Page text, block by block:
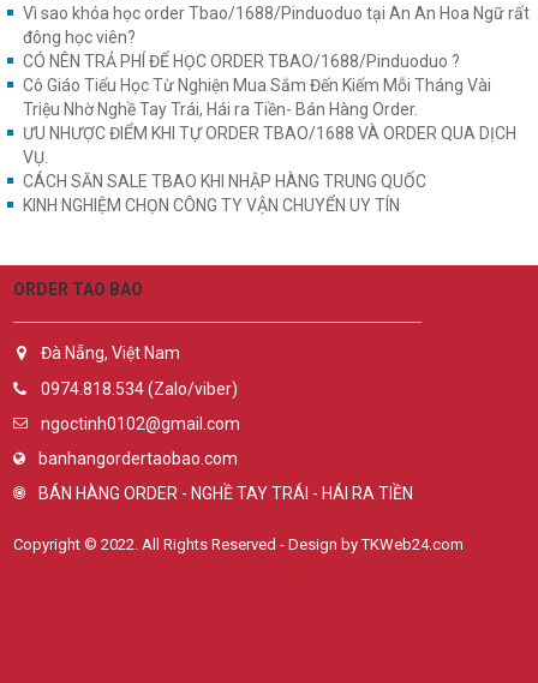
Vì sao khóa học order Tbao/1688/Pinduoduo tại An An Hoa Ngữ rất
đông học viên?
CÓ NÊN TRẢ PHÍ ĐỂ HỌC ORDER TBAO/1688/Pinduoduo ?
Cô Giáo Tiểu Học Từ Nghiện Mua Sắm Đến Kiếm Mỗi Tháng Vài
Triệu Nhờ Nghề Tay Trái, Hái ra Tiền- Bán Hàng Order.
ƯU NHƯỢC ĐIỂM KHI TỰ ORDER TBAO/1688 VÀ ORDER QUA DỊCH
VỤ.
CÁCH SĂN SALE TBAO KHI NHẬP HÀNG TRUNG QUỐC
KINH NGHIỆM CHỌN CÔNG TY VẬN CHUYỂN UY TÍN
ORDER TAO BAO
Đà Nẵng, Việt Nam
0974.818.534 (Zalo/viber)
ngoctinh0102@gmail.com
banhangordertaobao.com
BÁN HÀNG ORDER - NGHỀ TAY TRÁI - HÁI RA TIỀN
Copyright © 2022. All Rights Reserved - Design by TKWeb24.com